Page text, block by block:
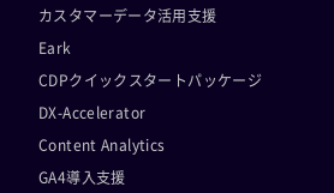
カスタマーデータ活用支援
Eark
CDPクイックスタートパッケージ
DX-Accelerator
Content Analytics
GA4導入支援